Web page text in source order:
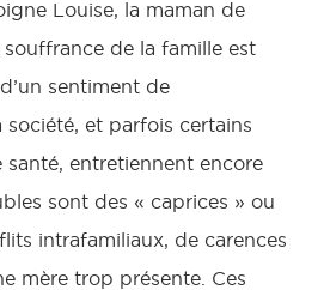
Louise, la maman de
souffrance de la famille est
sentiment de
société, et parfois certains
santé, entretiennent encore
sont des « caprices » ou
intrafamiliaux, de carences
mère trop présente. Ces